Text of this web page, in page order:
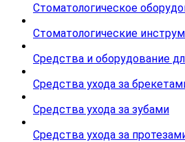
Стоматологическое
Стоматологические
Средства и оборудование
Средства ухода за
Средства ухода за зубами
Средства ухода за